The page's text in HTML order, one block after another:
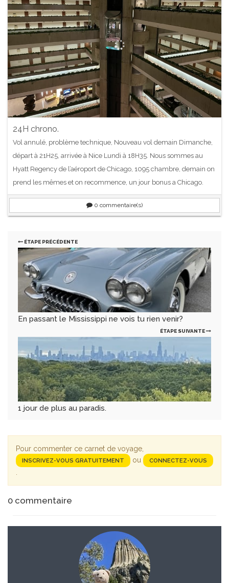
24H chrono.
Vol annulé, problème technique, Nouveau vol demain Dimanche,
départ à 21H25, arrivée à Nice Lundi à 18H35. Nous sommes au
Hyatt Regency de l’aéroport de Chicago, 1095 chambre, demain on
prend les mêmes et on recommence, un jour bonus a Chicago.
0 commentaire(s)
ÉTAPE PRÉCÉDENTE
En passant le Mississippi ne vois tu rien venir?
ÉTAPE SUIVANTE
1 jour de plus au paradis.
Pour commenter ce carnet de voyage,
INSCRIVEZ-VOUS GRATUITEMENT ou CONNECTEZ-VOUS
.
0 commentaire